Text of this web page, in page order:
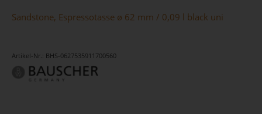
Sandstone, Espressotasse ø 62 mm / 0,09 l black uni
Artikel-Nr.: BHS-0627535911700560